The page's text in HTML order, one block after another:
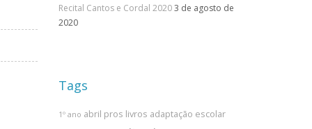
Recital Cantos e Cordal 2020 3 de agosto de
2020
Tags
1º ano abril pros livros adaptação escolar